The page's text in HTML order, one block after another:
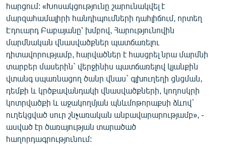
հարցում: «Խոսակցությունը շարունակվել է
մարզահամալիրի հանդիպումների դահլիճում, որտեղ
Էդուարդ Բաբայանը՝ խմբով, Հարությունովին
մարմնական վնասվածքներ պատճառելու
դիտավորությամբ, հարվածներ է հասցրել նրա մարմնի
տարբեր մասերին` վերջինիս պատճառելով կյանքին
վտանգ սպառնացող ծանր վնաս` գլխուղեղի ցնցման,
դեմքի և կրծքավանդակի վնասվածքների, կողոսկրի
կոտրվածքի և աջակողմյան պնևմոթորաքսի ձևով`
ուղեկցված սուր շնչառական անբավարարությամբ», -
ասված էր ծառայության տարածած
հաղորդագրությունում: